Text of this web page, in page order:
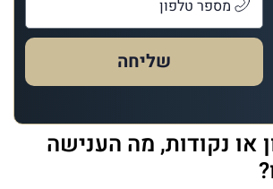
שליחה
או נקודות, מה הענישה